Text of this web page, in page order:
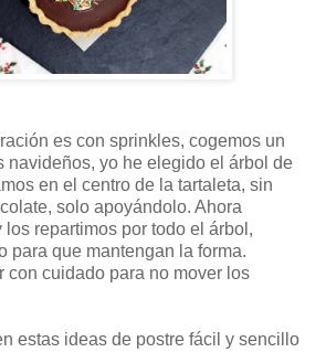
es con sprinkles, cogemos un
navideños, yo he elegido el árbol de
en el centro de la tartaleta, sin
solo apoyándolo. Ahora
repartimos por todo el árbol,
para que mantengan la forma.
con cuidado para no mover los
estas ideas de postre fácil y sencillo